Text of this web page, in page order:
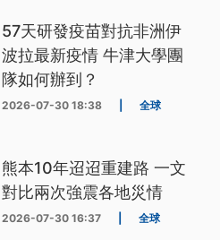
57天研發疫苗對抗非洲伊
波拉最新疫情 牛津大學團
隊如何辦到？
2026-07-30 18:38 全球
熊本10年迢迢重建路 一文
對比兩次強震各地災情
2026-07-30 16:37 全球